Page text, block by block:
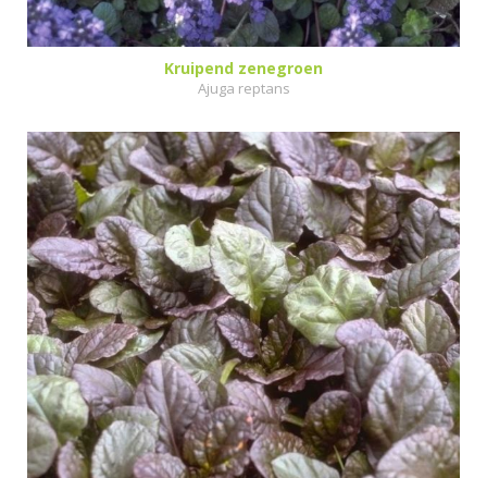
Kruipend zenegroen
Ajuga reptans